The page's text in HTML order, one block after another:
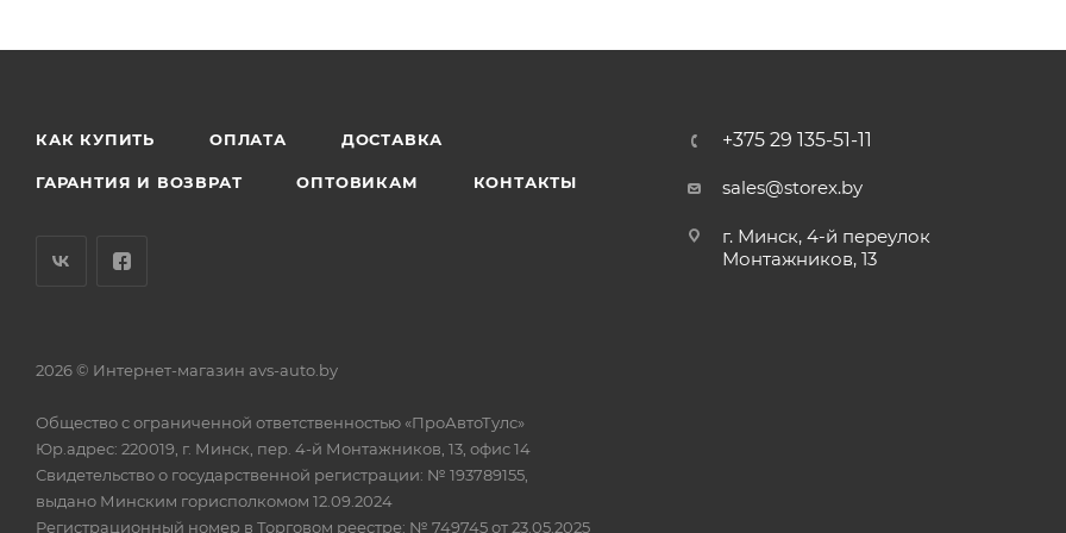
КАК КУПИТЬ ОПЛАТА ДОСТАВКА
ГАРАНТИЯ И ВОЗВРАТ ОПТОВИКАМ КОНТАКТЫ
+375 29 135-51-11
sales@storex.by
г. Минск, 4-й переулок
Монтажников, 13
2026 © Интернет-магазин avs-auto.by
Общество с ограниченной ответственностью «ПроАвтоТулс»
Юр.адрес: 220019, г. Минск, пер. 4-й Монтажников, 13, офис 14
Свидетельство о государственной регистрации: № 193789155,
выдано Минским горисполкомом 12.09.2024
Регистрационный номер в Торговом реестре: № 749745 от 23.05.2025